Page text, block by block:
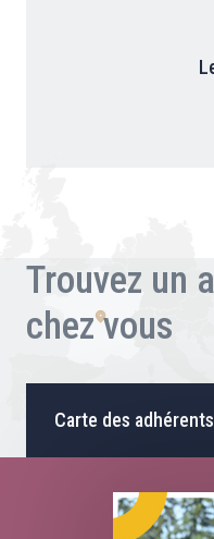
Trouvez un
chez vous
Carte des adhérents